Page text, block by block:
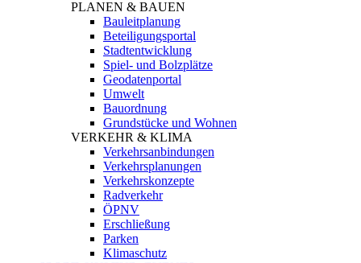
PLANEN & BAUEN
Bauleitplanung
Beteiligungsportal
Stadtentwicklung
Spiel- und Bolzplätze
Geodatenportal
Umwelt
Bauordnung
Grundstücke und Wohnen
VERKEHR & KLIMA
Verkehrsanbindungen
Verkehrsplanungen
Verkehrskonzepte
Radverkehr
ÖPNV
Erschließung
Parken
Klimaschutz